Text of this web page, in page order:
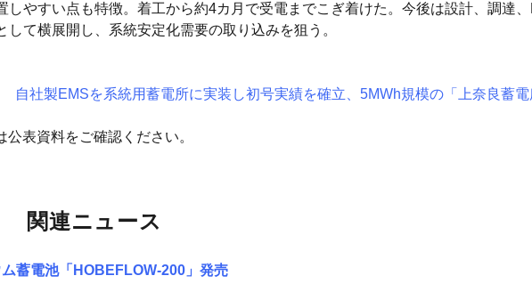
やすい点も特徴。着工から約4カ月で受電までこぎ着けた。今後は設計、調達
て横展開し、系統安定化需要の取り込みを狙う。
社製EMSを系統用蓄電所に実装し初号実績を確立、5MWh規模の「上奈良蓄電
表資料をご確認ください。
関連ニュース
蓄電池「HOBEFLOW-200」発売